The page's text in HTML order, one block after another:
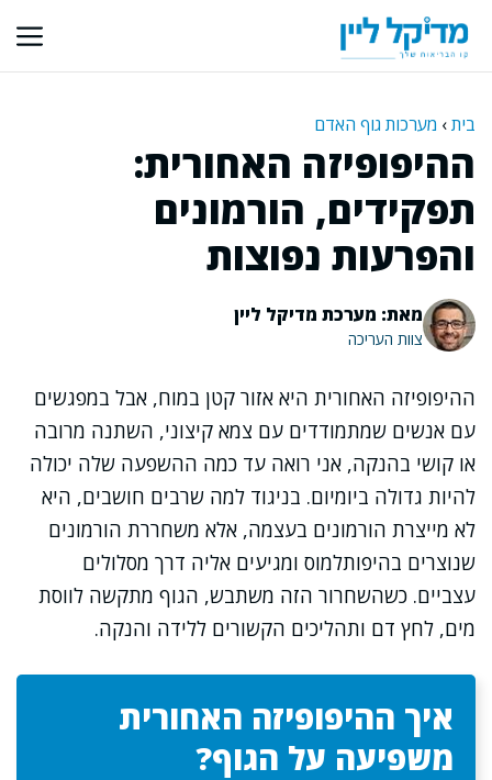
לתוכן
בית› מערכות גוף האדם
ההיפופיזה האחורית:
תפקידים, הורמונים
והפרעות נפוצות
מאת: מערכת מדיקל ליין
צוות העריכה
ההיפופיזה האחורית היא אזור קטן במוח, אבל במפגשים
עם אנשים שמתמודדים עם צמא קיצוני, השתנה מרובה
או קושי בהנקה, אני רואה עד כמה ההשפעה שלה יכולה
להיות גדולה ביומיום. בניגוד למה שרבים חושבים, היא
לא מייצרת הורמונים בעצמה, אלא משחררת הורמונים
שנוצרים בהיפותלמוס ומגיעים אליה דרך מסלולים
עצביים. כשהשחרור הזה משתבש, הגוף מתקשה לווסת
מים, לחץ דם ותהליכים הקשורים ללידה והנקה.
איך ההיפופיזה האחורית
משפיעה על הגוף?